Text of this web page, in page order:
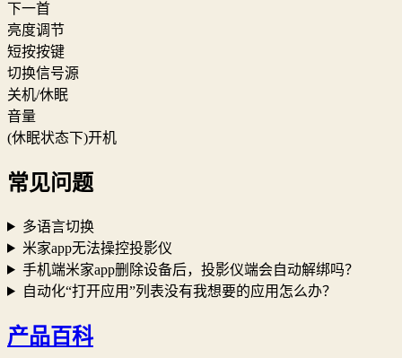
下一首
亮度调节
短按按键
切换信号源
关机/休眠
音量
(休眠状态下)开机
常见问题
多语言切换
米家app无法操控投影仪
手机端米家app删除设备后，投影仪端会自动解绑吗？
自动化“打开应用”列表没有我想要的应用怎么办？
产品百科